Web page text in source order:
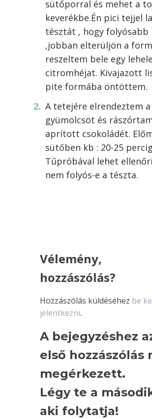
sütőporral és mehet a
keverékbe.Én pici tejjel
tésztát , hogy folyósabb
,jobban elterüljön a
reszeltem bele egy
citromhéjat. Kivajazott
pite formába öntöttem.
A tetejére elrendeztem
gyümölcsöt és
aprított csokoládét.
sütőben kb : 20-25
Tűpróbával lehet
nem folyós-e a tészta.
Vélemény,
hozzászólás?
Hozzászólás küldéséhez be
jelentkezni.
A bejegyzéshez
első hozzászólás
megérkezett.
Légy te a
aki folytatja!